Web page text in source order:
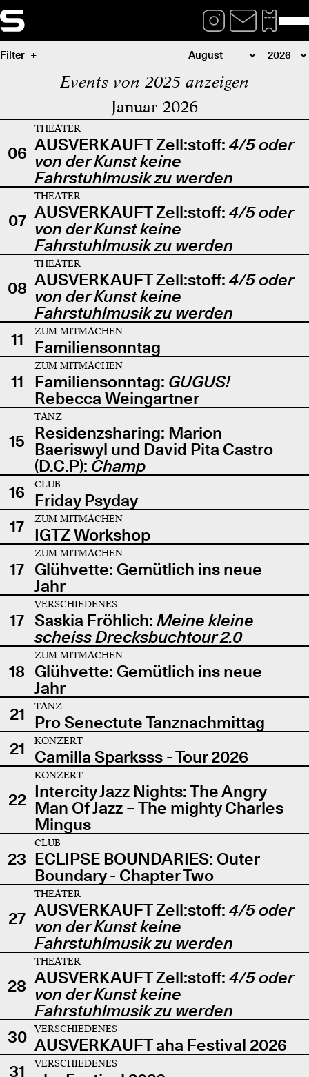
Filter
Events von 2025 anzeigen
Januar 2026
06
THEATER
AUSVERKAUFT Zell:stoff: 4/5 oder
von der Kunst keine
Fahrstuhlmusik zu werden
07
THEATER
AUSVERKAUFT Zell:stoff: 4/5 oder
von der Kunst keine
Fahrstuhlmusik zu werden
08
THEATER
AUSVERKAUFT Zell:stoff: 4/5 oder
von der Kunst keine
Fahrstuhlmusik zu werden
11
ZUM MITMACHEN
Familiensonntag
11
ZUM MITMACHEN
Familiensonntag: GUGUS!
Rebecca Weingartner
15
TANZ
Residenzsharing: Marion
Baeriswyl und David Pita Castro
(D.C.P): Champ
16
CLUB
Friday Psyday
17
ZUM MITMACHEN
IGTZ Workshop
17
ZUM MITMACHEN
Glühvette: Gemütlich ins neue
Jahr
17
VERSCHIEDENES
Saskia Fröhlich: Meine kleine
scheiss Drecksbuchtour 2.0
18
ZUM MITMACHEN
Glühvette: Gemütlich ins neue
Jahr
21
TANZ
Pro Senectute Tanznachmittag
21
KONZERT
Camilla Sparksss - Tour 2026
22
KONZERT
Intercity Jazz Nights: The Angry
Man Of Jazz – The mighty Charles
Mingus
23
CLUB
ECLIPSE BOUNDARIES: Outer
Boundary - Chapter Two
27
THEATER
AUSVERKAUFT Zell:stoff: 4/5 oder
von der Kunst keine
Fahrstuhlmusik zu werden
28
THEATER
AUSVERKAUFT Zell:stoff: 4/5 oder
von der Kunst keine
Fahrstuhlmusik zu werden
30
VERSCHIEDENES
AUSVERKAUFT aha Festival 2026
31
VERSCHIEDENES